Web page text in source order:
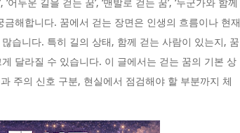
두운 길을 걷는 꿈’, ‘맨발로 걷는 꿈’, ‘누군가와 함께
금해합니다. 꿈에서 걷는 장면은 인생의 흐름이나 현재
습니다. 특히 길의 상태, 함께 걷는 사람이 있는지, 꿈
달라질 수 있습니다. 이 글에서는 걷는 꿈의 기본 상
주의 신호 구분, 현실에서 점검해야 할 부분까지 체